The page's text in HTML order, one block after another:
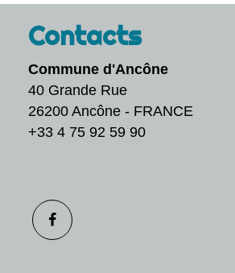
Contacts
Commune d'Ancône
40 Grande Rue
26200 Ancône - FRANCE
+33 4 75 92 59 90